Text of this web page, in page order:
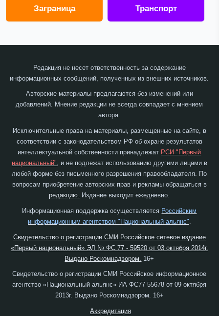
Заграница Транспорт
Редакция не несет ответственность за содержание
информационных сообщений, полученных из внешних источников.
Авторские материалы предлагаются без изменений или
добавлений. Мнение редакции не всегда совпадает с мнением
автора.
Исключительные права на материалы, размещенные на сайте, в
соответствии с законодательством РФ об охране результатов
интеллектуальной собственности принадлежат РСИ "Первый
национальный", и не подлежат использованию другими лицами в
любой форме без письменного разрешения правообладателя. По
вопросам приобретение авторских прав и рекламы обращаться в
редакцию. Издание выходит ежедневно.
Информационная поддержка осуществляется Российским
информационным агентством "Национальный альянс"
Свидетельство о регистрации СМИ Российское сетевое издание
«Первый национальный» ЭЛ № ФС 77 - 59520 от 03 октября 2014г.
Выдано Роскомнадзором.
16+
Свидетельство о регистрации СМИ Российское информационное
агентство «Национальный альянс» ИА ФС77-55678 от 09 октября
2013г. Выдано Роскомнадзором. 16+
Аккредитация